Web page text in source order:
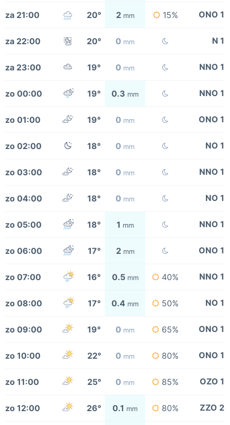
za 21:00 20° 2 mm 15% ONO 1
za 22:00 20° 0 mm N 1
za 23:00 19° 0 mm NNO 1
zo 00:00 19° 0.3 mm NNO 1
zo 01:00 19° 0 mm ONO 1
zo 02:00 18° 0 mm NO 1
zo 03:00 18° 0 mm NNO 1
zo 04:00 18° 0 mm NO 1
zo 05:00 18° 1 mm NNO 1
zo 06:00 17° 2 mm ONO 1
zo 07:00 16° 0.5 mm 40% NNO 1
zo 08:00 17° 0.4 mm 50% NO 1
zo 09:00 19° 0 mm 65% ONO 1
zo 10:00 22° 0 mm 80% ONO 1
zo 11:00 25° 0 mm 85% OZO 1
zo 12:00 26° 0.1 mm 80% ZZO 2